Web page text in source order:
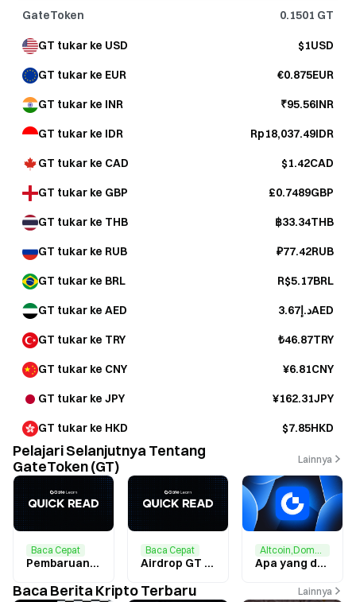
GateToken 0.1501 GT
GT tukar ke USD $1USD
GT tukar ke EUR €0.875EUR
GT tukar ke INR ₹95.56INR
GT tukar ke IDR Rp18,037.49IDR
GT tukar ke CAD $1.42CAD
GT tukar ke GBP £0.7489GBP
GT tukar ke THB ฿33.34THB
GT tukar ke RUB ₽77.42RUB
GT tukar ke BRL R$5.17BRL
GT tukar ke AED د.إ3.67AED
GT tukar ke TRY ₺46.87TRY
GT tukar ke CNY ¥6.81CNY
GT tukar ke JPY ¥162.31JPY
GT tukar ke HKD $7.85HKD
Pelajari Selanjutnya Tentang
GateToken (GT)
Lainnya
Baca Cepat
Pembaruan Fitur Dompet Gate + Airdrop GT: Selesaikan Tugas untuk Menghasilkan $2 dalam GT
Baca Cepat
Airdrop GT Eksklusif untuk Pengguna Gate: Selesaikan Tugas untuk Berbagi $20,000 GT
Altcoin,Dompet
Apa yang dimaksud dengan GateToken (GT)?
Baca Berita Kripto Terbaru Lainnya